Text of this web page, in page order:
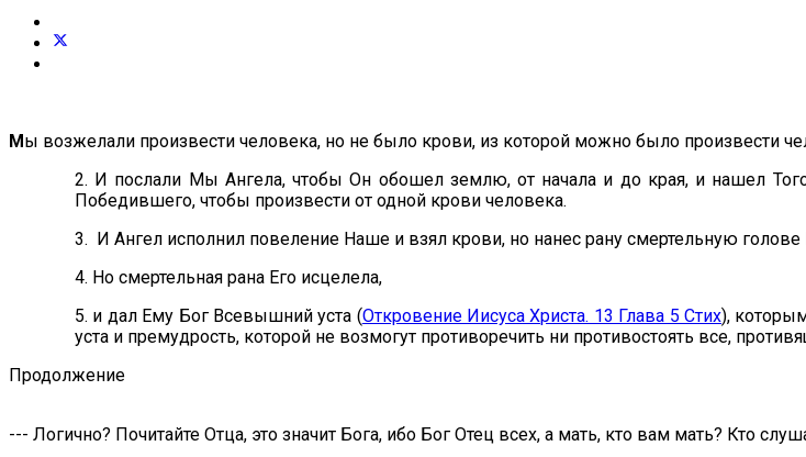
Мы возжелали произвести человека, но не было крови, из которой можно было произвести
2. И послали Мы Ангела, чтобы Он обошел землю, от начала и до края, и нашел
Победившего, чтобы произвести от одной крови человека.
3. И Ангел исполнил повеление Наше и взял крови, но нанес рану смертельную
4. Но смертельная рана Его исцелела,
5. и дал Ему Бог Всевышний уста (Откровение Иисуса Христа. 13 Глава 5 Стих),
уста и премудрость, которой не возмогут противоречить ни противостоять все,
Продолжение
--- Логично? Почитайте Отца, это значит Бога, ибо Бог Отец всех, а мать, кто вам мать? Кто